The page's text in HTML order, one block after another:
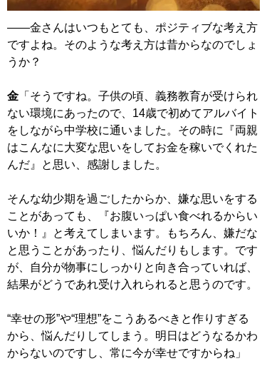
――金さんはいつもとても、ポジティブな考え方
ですよね。そのような考え方は昔からなのでしょ
うか？
金 「そうですね。子供の頃、義務教育が受けられ
ない環境にあったので、14歳で初めてアルバイト
をしながら中学校に通いました。その時に『両親
はこんなに大変な思いをしてお金を稼いでくれた
んだ』と思い、感謝しました。
そんな幼少期を過ごしたからか、嫌な思いをする
ことがあっても、『お腹いっぱい食べれるからい
いか！』と考えてしまいます。もちろん、嫌だな
と思うことがあったり、悩んだりもします。です
が、自分が物事にしっかりと向き合っていれば、
結果がどうであれ受け入れられると思うのです。
“幸せの形”や“理想”をこうあるべきと作りすぎる
から、悩んだりしてしまう。明日はどうなるかわ
からないのですし、常に今が幸せですからね」